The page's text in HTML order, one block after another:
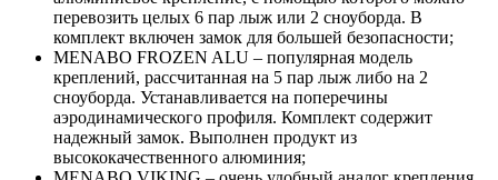
перевозить целых 6 пар лыж или 2 сноуборда. В
комплект включен замок для большей безопасности;
MENABO FROZEN ALU – популярная модель
креплений, рассчитанная на 5 пар лыж либо на 2
сноуборда. Устанавливается на поперечины
аэродинамического профиля. Комплект содержит
надежный замок. Выполнен продукт из
высококачественного алюминия;